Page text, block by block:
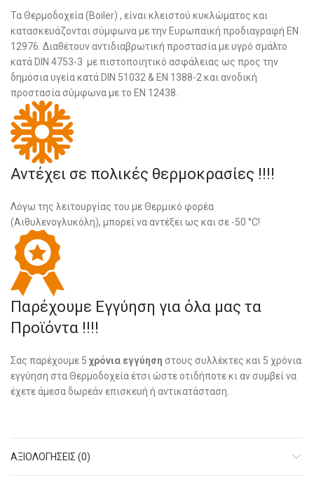
Τα Θερμοδοχεία (Boiler) , είναι κλειστού κυκλώματος και
κατασκευάζονται σύμφωνα με την Ευρωπαϊκή προδιαγραφή ΕΝ
12976. Διαθέτουν αντιδιαβρωτική προστασία με υγρό σμάλτο
κατά DIN 4753-3 με πιστοποιητικό ασφάλειας ως προς την
δημόσια υγεία κατά DIN 51032 & ΕΝ 1388-2 και ανοδική
προστασία σύμφωνα με το EN 12438.
Αντέχει σε πολικές θερμοκρασίες !!!!
Λόγω της λειτουργίας του με Θερμικό φορέα
(Αιθυλενογλυκόλη), μπορεί να αντέξει ως και σε -50 °C!
Παρέχουμε Εγγύηση για όλα μας τα
Προϊόντα !!!!
Σας παρέχουμε 5χρόνια εγγύηση στους συλλέκτες και 5 χρόνια
εγγύηση στα Θερμοδοχεία έτσι ώστε οτιδήποτε κι αν συμβεί να
έχετε άμεσα δωρεάν επισκευή ή αντικατάσταση.
ΑΞΙΟΛΟΓΉΣΕΙΣ (0)